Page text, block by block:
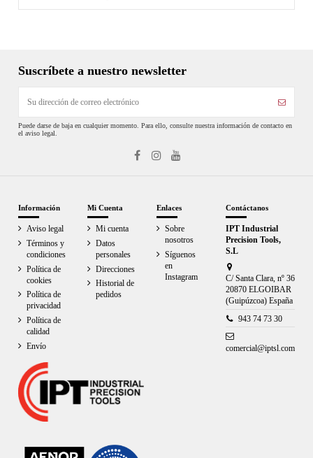
Suscríbete a nuestro newsletter
Puede darse de baja en cualquier momento. Para ello, consulte nuestra información de contacto en
el aviso legal.
Información
Aviso legal
Términos y
condiciones
Política de
cookies
Política de
privacidad
Política de
calidad
Envío
Mi Cuenta
Mi cuenta
Datos
personales
Direcciones
Historial de
pedidos
Enlaces
Sobre
nosotros
Síguenos
en
Instagram
Contáctanos
IPT Industrial
Precision Tools,
S.L
C/ Santa Clara, nº 36
20870 ELGOIBAR
(Guipúzcoa) España
943 74 73 30
comercial@iptsl.com